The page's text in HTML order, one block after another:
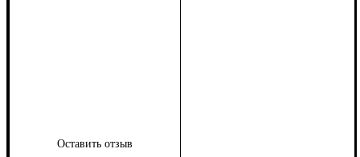
Оставить отзыв